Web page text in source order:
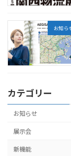
お知ら
カテゴリー
お知らせ
展示会
新機能